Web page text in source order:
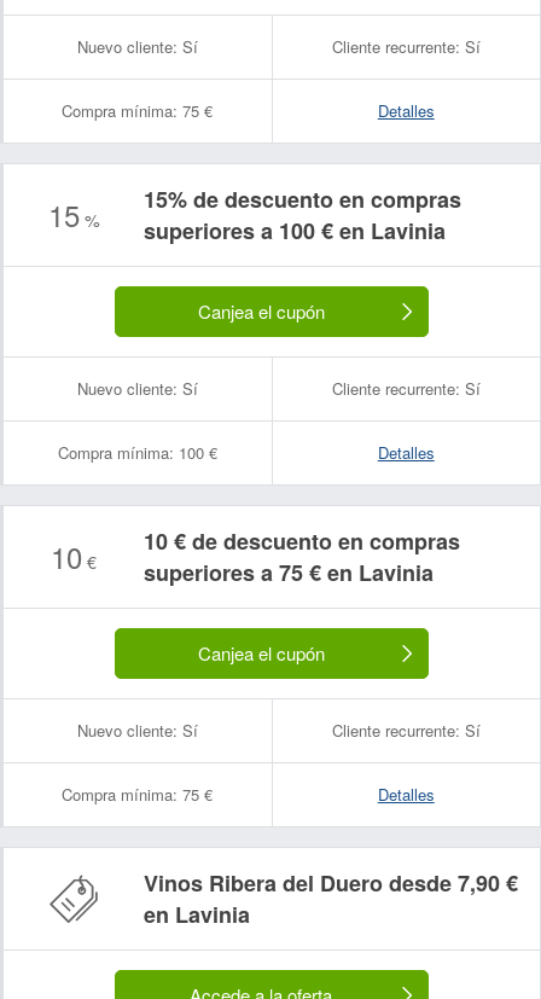
Nuevo cliente: Sí Cliente recurrente: Sí
Compra mínima: 75 € Detalles
15 %
15% de descuento en compras
superiores a 100 € en Lavinia
Canjea el cupón
Nuevo cliente: Sí Cliente recurrente: Sí
Compra mínima: 100 € Detalles
10 €
10 € de descuento en compras
superiores a 75 € en Lavinia
Canjea el cupón
Nuevo cliente: Sí Cliente recurrente: Sí
Compra mínima: 75 € Detalles
Vinos Ribera del Duero desde 7,90 €
en Lavinia